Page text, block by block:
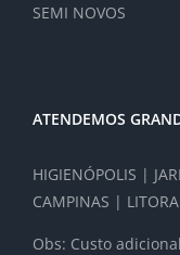
SEMI NOVOS
ATENDEMOS
HIGIENÓPOLIS |
CAMPINAS |
Obs: Custo